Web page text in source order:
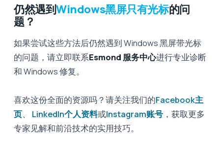
仍然遇到Windows黑屏只有光标的问
题？
如果尝试这些方法后仍然遇到 Windows 黑屏带光标
的问题，请立即联系Esmond 服务中心进行专业诊断
和 Windows 修复。
喜欢这份全面的资源吗？请关注我们的Facebook主
页、 LinkedIn个人资料或Instagram账号 ，获取更多
专家见解和前沿技术的实用技巧。